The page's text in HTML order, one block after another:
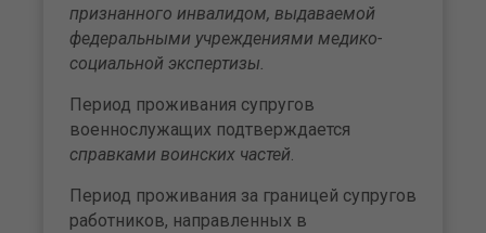
признанного инвалидом, выдаваемой
федеральными учреждениями медико-
социальной экспертизы.
Период проживания супругов
военнослужащих подтверждается
справками воинских частей
Период проживания за границей супругов
работников, направленных в